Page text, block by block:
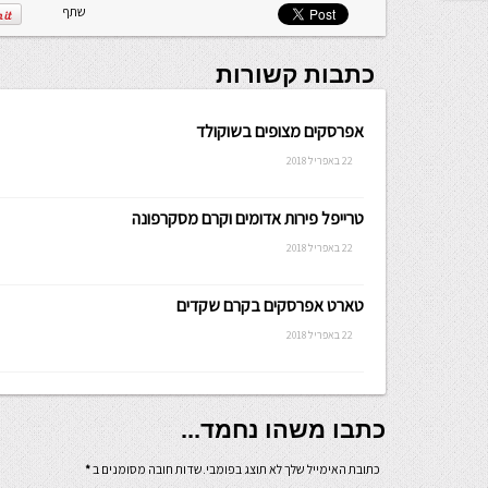
שלה ניתנת
לכתיבה.
שתף
כתבות קשורות
אפרסקים מצופים בשוקולד
22 באפריל 2018
טרייפל פירות אדומים וקרם מסקרפונה
22 באפריל 2018
טארט אפרסקים בקרם שקדים
22 באפריל 2018
כתבו משהו נחמד...
כתובת האימייל שלך לא תוצג בפומבי.שדות חובה מסומנים ב*